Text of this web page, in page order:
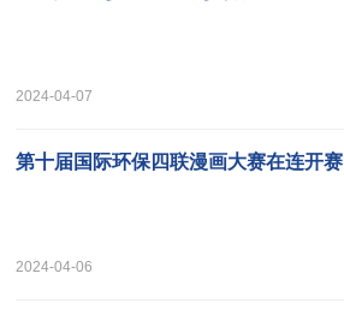
2024-04-07
第十届国际环保四联漫画大赛在连开赛
2024-04-06